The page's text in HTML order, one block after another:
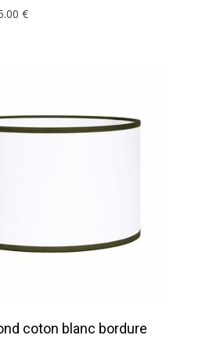
.00 €
coton blanc bordure